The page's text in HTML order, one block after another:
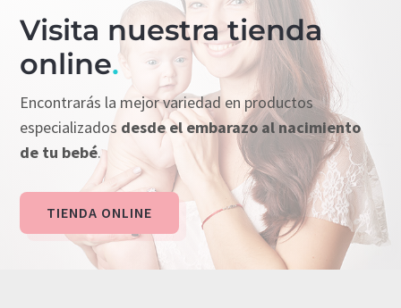
Visita nuestra tienda
online.
Encontrarás la mejor variedad en productos
especializados desde el embarazo al nacimiento
de tu bebé.
TIENDA ONLINE